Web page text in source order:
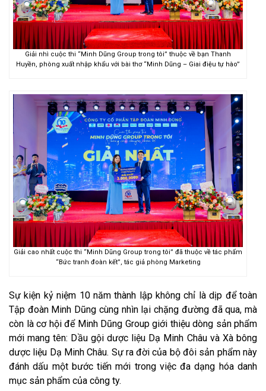
Giải nhì cuộc thi “Minh Dũng Group trong tôi” thuộc về bạn Thanh
Huyền, phòng xuất nhập khẩu với bài thơ “Minh Dũng – Giai điệu tự hào”
Giải cao nhất cuộc thi “Minh Dũng Group trong tôi” đã thuộc về tác phẩm
“Bức tranh đoàn kết”, tác giả phòng Marketing
Sự kiện kỷ niệm 10 năm thành lập không chỉ là dịp để toàn
Tập đoàn Minh Dũng cùng nhìn lại chặng đường đã qua, mà
còn là cơ hội để Minh Dũng Group giới thiệu dòng sản phẩm
mới mang tên: Dầu gội dược liệu Dạ Minh Châu và Xà bông
dược liệu Dạ Minh Châu. Sự ra đời của bộ đôi sản phẩm này
đánh dấu một bước tiến mới trong việc đa dạng hóa danh
mục sản phẩm của công ty.